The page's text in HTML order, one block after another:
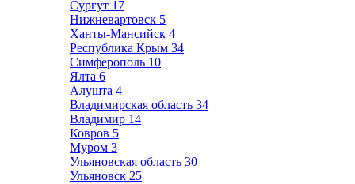
Сургут 17
Нижневартовск 5
Ханты-Мансийск 4
Республика Крым 34
Симферополь 10
Ялта 6
Алушта 4
Владимирская область 34
Владимир 14
Ковров 5
Муром 3
Ульяновская область 30
Ульяновск 25